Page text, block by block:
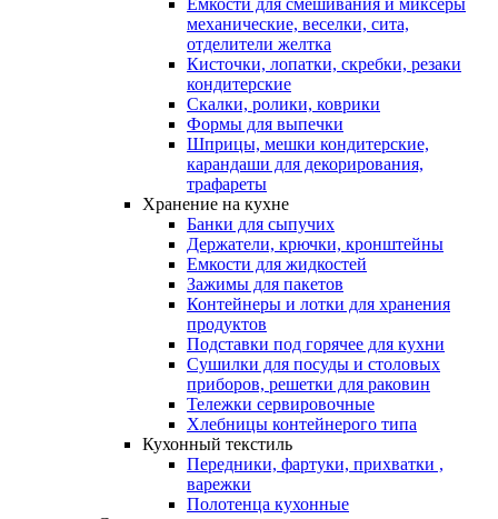
Емкости для смешивания и миксеры
механические, веселки, сита,
отделители желтка
Кисточки, лопатки, скребки, резаки
кондитерские
Скалки, ролики, коврики
Формы для выпечки
Шприцы, мешки кондитерские,
карандаши для декорирования,
трафареты
Хранение на кухне
Банки для сыпучих
Держатели, крючки, кронштейны
Емкости для жидкостей
Зажимы для пакетов
Контейнеры и лотки для хранения
продуктов
Подставки под горячее для кухни
Сушилки для посуды и столовых
приборов, решетки для раковин
Тележки сервировочные
Хлебницы контейнерого типа
Кухонный текстиль
Передники, фартуки, прихватки ,
варежки
Полотенца кухонные